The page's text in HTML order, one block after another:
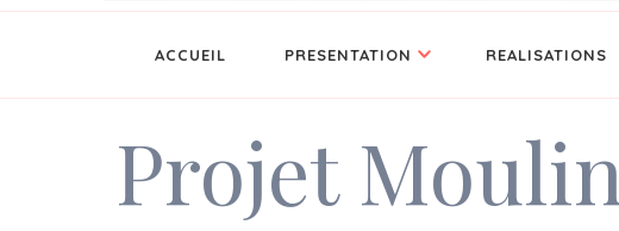
TIBAYA CONCEPT
ACCUEIL PRESENTATION REALISATIONS
Projet Moulin